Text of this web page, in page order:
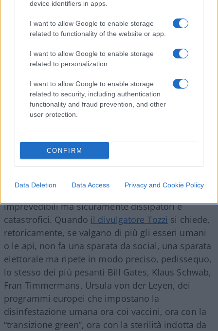
device identifiers in apps.
I want to allow Google to enable storage
related to functionality of the website or app.
I want to allow Google to enable storage
related to personalization.
I want to allow Google to enable storage
related to security, including authentication
functionality and fraud prevention, and other
user protection.
CONFIRM
Data Deletion Data Access Privacy and Cookie Policy
camera di compensazione della finanza globale,
della grande industria, come si è visto coi vaccini
che solo adesso si ammettono pericolosi, dopo
tre anni di pressioni autoritarie e fanatiche, ma
prendiamo atto che più nessuno vuole uscirne:
per il crimine organizzato. “Ah, la cambiamo
dall’interno”.
l’entrismo leninista che non lo faccia per un
tornaconto personale. Il resto
sovietiche, tutto tranne che innocue. A voler
vedere il mondo non con gli occhi della realtà ma
imprevedibili ma sicuramente dissipatori e
catastrofici. Quando il divulgatore Tozzi si chiede,
retoricamente, se valgano di più gli esseri umani
o le api, non fa una sparata da social, una sparata
elettorale ma ripete in modo preciso, pedissequo,
lo stesso dei più pesanti Bill Gates, Klaus Schwab,
Fran Timmermans, Ursula von der Leyen, dei
programmi europei che impostano la
disinfestazione umana ora coi vaccini, ora con la
“transizione green”, ora con la sterilità indotta da